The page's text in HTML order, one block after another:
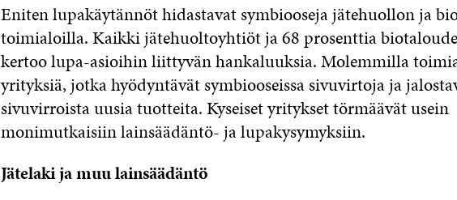
Eniten lupakäytännöt hidastavat symbiooseja jätehuollon ja
toimialoilla. Kaikki jätehuoltoyhtiöt ja 68 prosenttia
kertoo lupa-asioihin liittyvän hankaluuksia. Molemmilla
yrityksiä, jotka hyödyntävät symbiooseissa sivuvirtoja ja
sivuvirroista uusia tuotteita. Kyseiset yritykset törmäävät usein
monimutkaisiin lainsäädäntö- ja lupakysymyksiin.
Jätelaki ja muu lainsäädäntö